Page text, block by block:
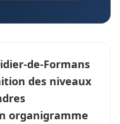
de-Formans
des niveaux
organigramme